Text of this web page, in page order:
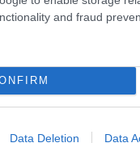
and fraud
Data Deletion Data
231